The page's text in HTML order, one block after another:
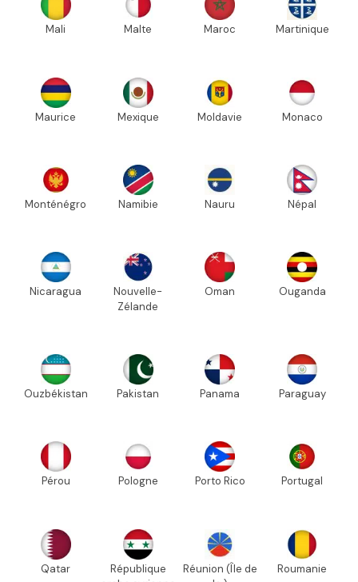
Mali Malte Maroc Martinique
Maurice Mexique Moldavie Monaco
Monténégro Namibie Nauru Népal
Nicaragua
Nouvelle-
Zélande
Oman Ouganda
Ouzbékistan Pakistan Panama Paraguay
Pérou Pologne Porto Rico Portugal
Qatar
République
Réunion (Île de
Roumanie